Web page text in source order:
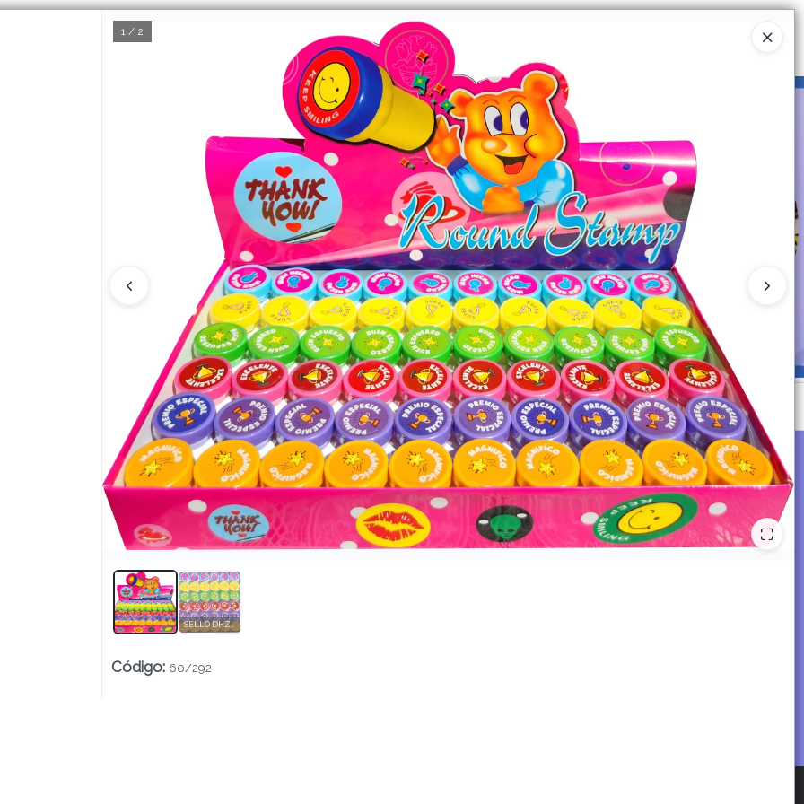
1 / 2
SELLO DHZ292 MAESTRA REDONDO Nº1 caja X60 uds.
Código: 60/292
CÓMO COMPRAR QUIÉNES SOMOS CATÁLOGOS
Lista vacía